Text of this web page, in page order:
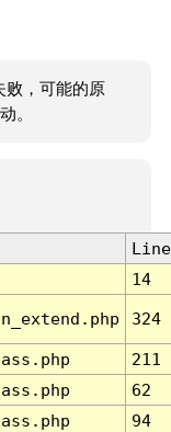
败，可能的原
。
Line
14
324
211
62
94